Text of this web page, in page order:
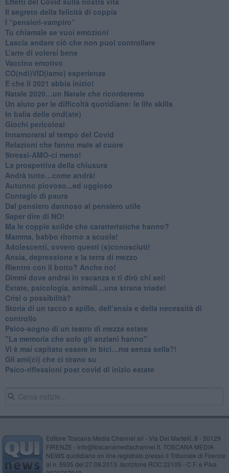
Il segreto della felicità di coppia
​I “pensieri-vampiro”
​Tu chiamale se vuoi emozioni
​Lascia andare ciò che non puoi controllare
L’arte di volersi bene
​Vaccino emotivo
CO(ndi)VID(iamo) esperienze
​E che il 2021 abbia inizio!
​Natale 2020…un Natale che ricorderemo
Un aiuto per le difficoltà quotidiane: le life skills
​In balia delle ond(ate)
Giochi pericolosi
Innamorarsi al tempo del Covid
​Relazioni che fanno male al cuore
​Stressi-AMO-ci meno!
​La prospettiva della chiusura
​Andrà tutto…come andrà!
Autunno piovoso...ed uggioso
​Contagio di paura
​Dal pensiero dannoso al pensiero utile
​Saper dire di NO!
​Ma le coppie solide che caratteristiche hanno?
​Mamma, babbo ritorno a scuola!
Adolescenti, ovvero questi (s)conosciuti!
Ansia, depressione e la terra di mezzo
​Rientro con il botto? Anche no!
Dimmi dove andrai in vacanza e ti dirò chi sei!
​Estate, psicologia, animali…una strana triade!
​Crisi o possibilità?
​Storia di un tacco a spillo, dell’ansia e della necessità di
controllo
​Psico-sogno di un teatro di mezza estate
"La memoria che solo gli anziani hanno"
​Vi è mai capitato essere in bici…ma senza sella?!
​Gli ami(ci) che ci tirano su
Psico-riflessioni post covid di inizio estate
Editore Toscana Media Channel srl - Via Dei Martelli, 8 - 50129
FIRENZE - info@toscanamediachannel.it. TOSCANA MEDIA
NEWS quotidiano on line registrato presso il Tribunale di Firenze
al n. 5935 del 27.09.2013. Iscrizione ROC 22105 - C.F. e P.Iva